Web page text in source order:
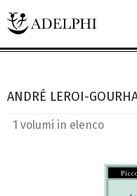
ANDRÉ LEROI-
1 volumi in elenco